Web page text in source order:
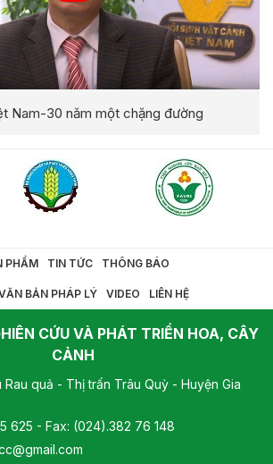
Nam-30 năm một chặng đường
PHẨM TIN TỨC THÔNG BÁO
BẢN PHÁP LÝ VIDEO LIÊN HỆ
CỨU VÀ PHÁT TRIỂN HOA, CÂY
CẢNH
quả - Thị trấn Trâu Quỳ - Huyện Gia
625 - Fax: (024).382 76 148